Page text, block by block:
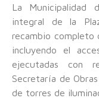
La Municipalidad
integral de la
recambio completo
incluyendo el
ejecutadas con
Secretaría de
de torres de